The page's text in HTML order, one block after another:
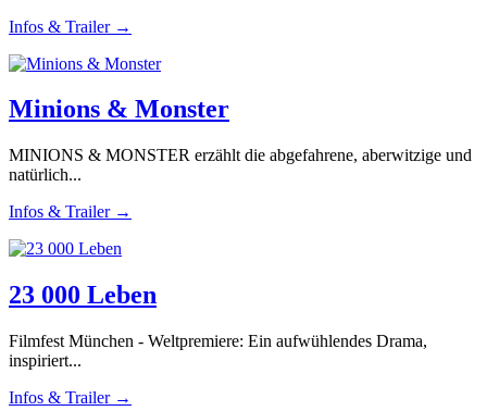
Infos & Trailer →
Minions & Monster
MINIONS & MONSTER erzählt die abgefahrene, aberwitzige und
natürlich...
Infos & Trailer →
23 000 Leben
Filmfest München - Weltpremiere: Ein aufwühlendes Drama,
inspiriert...
Infos & Trailer →